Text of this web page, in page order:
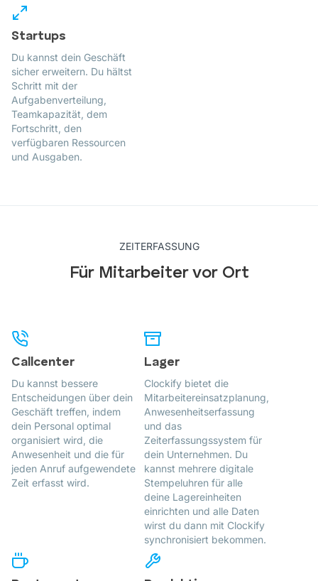
Startups
Du kannst dein Geschäft
sicher erweitern. Du hältst
Schritt mit der
Aufgabenverteilung,
Teamkapazität, dem
Fortschritt, den
verfügbaren Ressourcen
und Ausgaben.
ZEITERFASSUNG
Für Mitarbeiter vor Ort
Callcenter
Du kannst bessere
Entscheidungen über dein
Geschäft treffen, indem
dein Personal optimal
organisiert wird, die
Anwesenheit und die für
jeden Anruf aufgewendete
Zeit erfasst wird.
Lager
Clockify bietet die
Mitarbeitereinsatzplanung,
Anwesenheitserfassung
und das
Zeiterfassungssystem für
dein Unternehmen. Du
kannst mehrere digitale
Stempeluhren für alle
deine Lagereinheiten
einrichten und alle Daten
wirst du dann mit Clockify
synchronisiert bekommen.